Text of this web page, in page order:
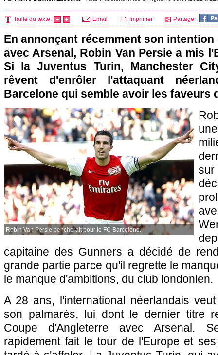
Taille du texte: Email Imprimer Partager:
En annonçant récemment son
avec Arsenal, Robin Van Persie a mis
Si la Juventus Turin, Manchester
rêvent d'enrôler l'attaquant
Barcelone qui semble avoir les faveurs
Robin Van Persie pencherait pour le FC Barcelone.
capitaine des Gunners a décidé de
grande partie parce qu'il regrette le
le manque d'ambitions, du club londonien.
A 28 ans, l'international néerlandais
son palmarès, lui dont le dernier titre
Coupe d'Angleterre avec Arsenal.
rapidement fait le tour de l'Europe et